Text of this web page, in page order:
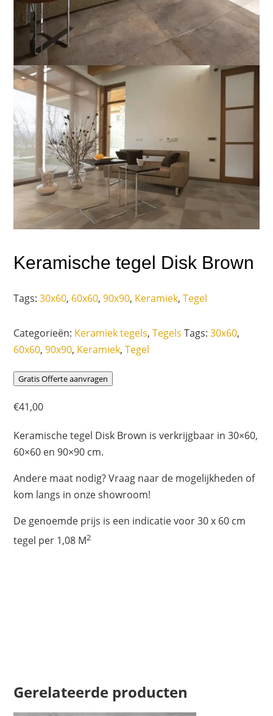
Keramische tegel Disk Brown
Tags: 30x60, 60x60,90x90, Keramiek,Tegel
Categorieën: Keramiek tegels,Tegels Tags: 30x60,
60x60,90x90, Keramiek,Tegel
Gratis Offerte aanvragen
€41,00
Keramische tegel Disk Brown is verkrijgbaar in 30×60,
60×60 en 90×90 cm.
Andere maat nodig? Vraag naar de mogelijkheden of
kom langs in onze showroom!
De genoemde prijs is een indicatie voor 30 x 60 cm
tegel per 1,08 M2
Gerelateerde producten